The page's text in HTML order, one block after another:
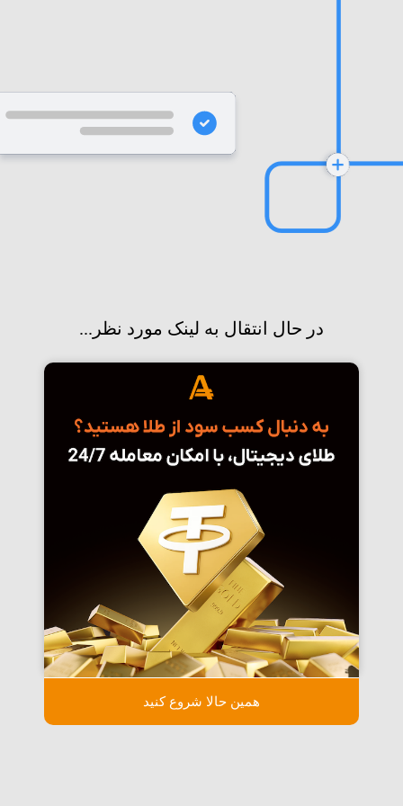
در حال انتقال به لینک مورد نظر...
همین حالا شروع کنید